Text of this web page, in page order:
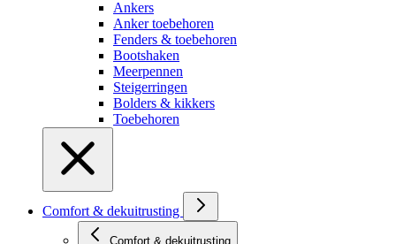
Ankers
Anker toebehoren
Fenders & toebehoren
Bootshaken
Meerpennen
Steigerringen
Bolders & kikkers
Toebehoren
Comfort & dekuitrusting
Comfort & dekuitrusting